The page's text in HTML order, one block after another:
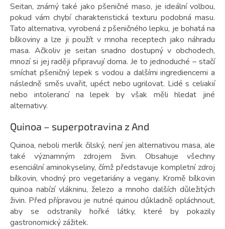
Seitan, známý také jako pšeničné maso, je ideální volbou,
pokud vám chybí charakteristická texturu podobná masu.
Tato alternativa, vyrobená z pšeničného lepku, je bohatá na
bílkoviny a lze ji použít v mnoha receptech jako náhradu
masa. Ačkoliv je seitan snadno dostupný v obchodech,
mnozí si jej raději připravují doma. Je to jednoduché – stačí
smíchat pšeničný lepek s vodou a dalšími ingrediencemi a
následně směs uvařit, upéct nebo ugrilovat. Lidé s celiakií
nebo intolerancí na lepek by však měli hledat jiné
alternativy.
Quinoa – superpotravina z And
Quinoa, neboli merlík čilský, není jen alternativou masa, ale
také významným zdrojem živin. Obsahuje všechny
esenciální aminokyseliny, čímž představuje kompletní zdroj
bílkovin, vhodný pro vegetariány a vegany. Kromě bílkovin
quinoa nabízí vlákninu, železo a mnoho dalších důležitých
živin. Před přípravou je nutné quinou důkladně opláchnout,
aby se odstranily hořké látky, které by pokazily
gastronomický zážitek.